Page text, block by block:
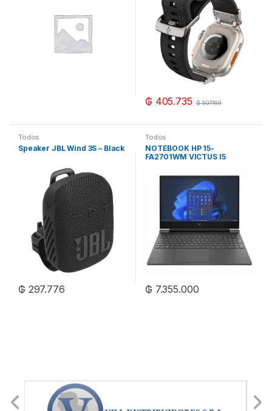
₲ 405.735 ₲507.169
Todos
Speaker JBL Wind 3S – Black
₲ 297.776
Todos
NOTEBOOK HP 15-
FA2701WM VICTUS I5
₲ 7.355.000